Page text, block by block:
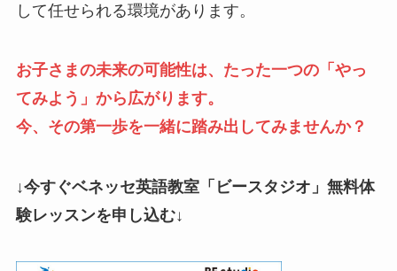
して任せられる環境があります。
お子さまの未来の可能性は、たった一つの「やっ
てみよう」から広がります。
今、その第一歩を一緒に踏み出してみませんか？
↓今すぐベネッセ英語教室「ビースタジオ」無料体
験レッスンを申し込む↓